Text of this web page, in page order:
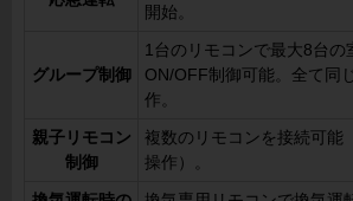
開始。
グループ制御
1台のリモコンで最大8台の
ON/OFF制御可能。全て同
作。
親子リモコン
制御
複数のリモコンを接続可能
操作）。